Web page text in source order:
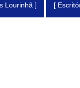
Lourinhã ] [